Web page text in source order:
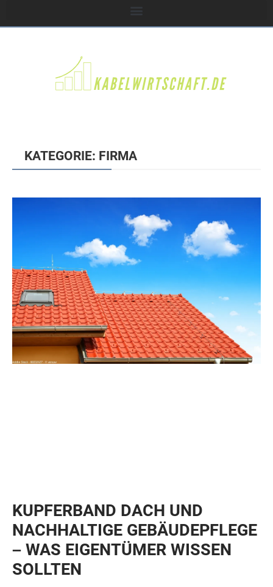
KATEGORIE: FIRMA
KUPFERBAND DACH UND
NACHHALTIGE GEBÄUDEPFLEGE
– WAS EIGENTÜMER WISSEN
SOLLTEN